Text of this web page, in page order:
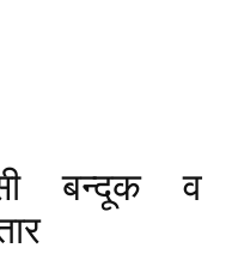
बन्दूक व